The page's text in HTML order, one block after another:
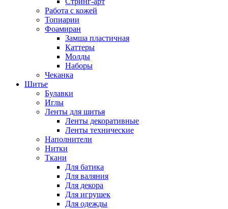
Работа с кожей
Топиарии
Фоамиран
Замша пластичная
Каттеры
Молды
Наборы
Чеканка
Шитье
Булавки
Иглы
Ленты для шитья
Ленты декоративные
Ленты технические
Наполнители
Нитки
Ткани
Для батика
Для валяния
Для декора
Для игрушек
Для одежды